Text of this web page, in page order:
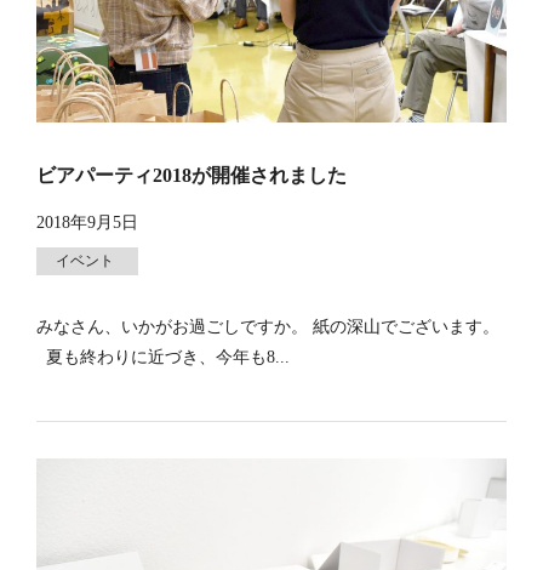
ビアパーティ2018が開催されました
2018年9月5日
イベント
みなさん、いかがお過ごしですか。 紙の深山でございます。
夏も終わりに近づき、今年も8...